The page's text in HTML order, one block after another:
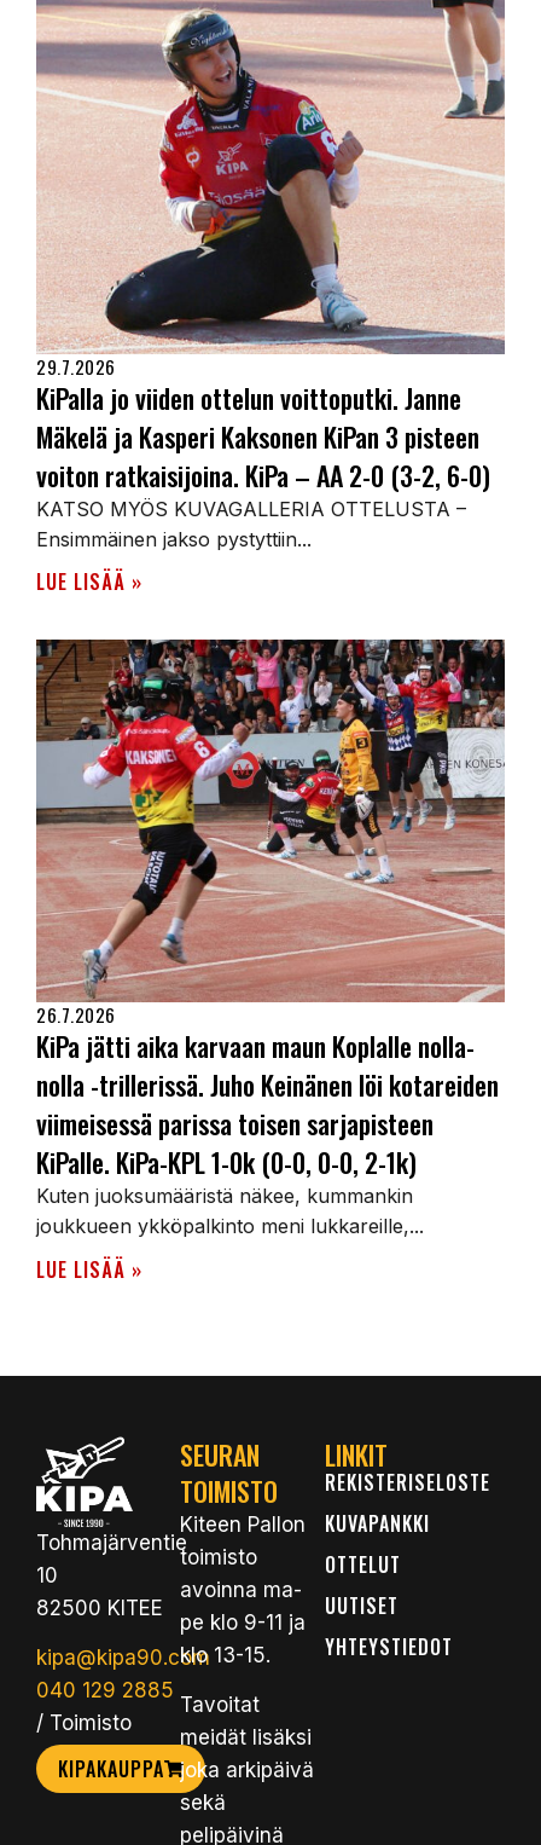
29.7.2026
KiPalla jo viiden ottelun voittoputki. Janne
Mäkelä ja Kasperi Kaksonen KiPan 3 pisteen
voiton ratkaisijoina. KiPa – AA 2-0 (3-2, 6-0)
KATSO MYÖS KUVAGALLERIA OTTELUSTA –
Ensimmäinen jakso pystyttiin...
LUE LISÄÄ »
26.7.2026
KiPa jätti aika karvaan maun Koplalle nolla-
nolla -trillerissä. Juho Keinänen löi kotareiden
viimeisessä parissa toisen sarjapisteen
KiPalle. KiPa-KPL 1-0k (0-0, 0-0, 2-1k)
Kuten juoksumääristä näkee, kummankin
joukkueen ykköpalkinto meni lukkareille,...
LUE LISÄÄ »
Tohmajärventie
10
82500 KITEE
kipa@kipa90.com
040 129 2885
/ Toimisto
KIPAKAUPPA
SEURAN
TOIMISTO
Kiteen Pallon
toimisto
avoinna ma-
pe klo 9-11 ja
klo 13-15.
Tavoitat
meidät lisäksi
joka arkipäivä
sekä
pelipäivinä
LINKIT
REKISTERISELOSTE
KUVAPANKKI
OTTELUT
UUTISET
YHTEYSTIEDOT